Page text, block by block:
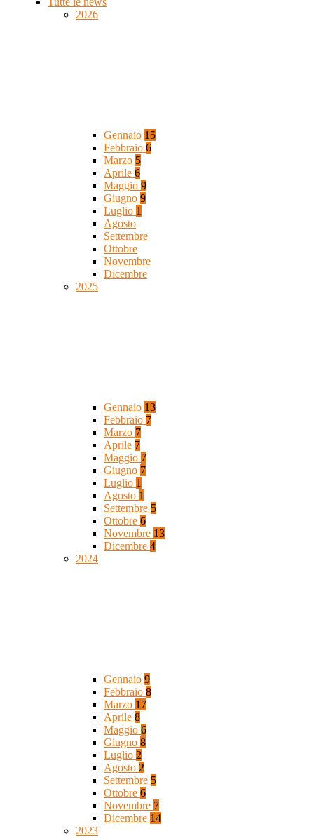
2026
Gennaio 15
Febbraio 6
Marzo 5
Aprile 6
Maggio 9
Giugno 9
Luglio 1
Agosto
Settembre
Ottobre
Novembre
Dicembre
2025
Gennaio 13
Febbraio 7
Marzo 7
Aprile 7
Maggio 7
Giugno 7
Luglio 1
Agosto 1
Settembre 5
Ottobre 6
Novembre 13
Dicembre 4
2024
Gennaio 9
Febbraio 8
Marzo 17
Aprile 8
Maggio 6
Giugno 8
Luglio 2
Agosto 2
Settembre 5
Ottobre 6
Novembre 7
Dicembre 14
2023